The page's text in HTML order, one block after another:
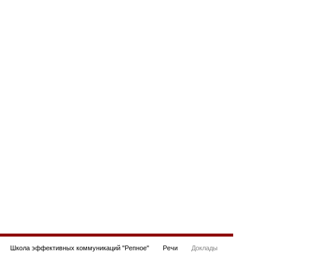
Школа эффективных коммуникаций "Репное" Речи
Доклады